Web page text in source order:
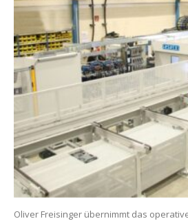
Oliver Freisinger übernimmt das